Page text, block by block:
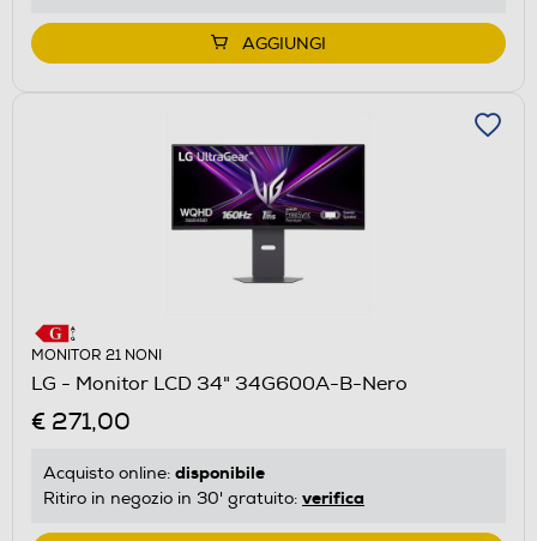
AGGIUNGI
MONITOR 21 NONI
LG - Monitor LCD 34" 34G600A-B-Nero
€ 271,00
Acquisto online: disponibile
Ritiro in negozio in 30' gratuito: verifica